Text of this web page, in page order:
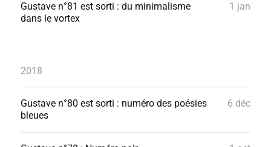
Gustave n°81 est sorti : du minimalisme
dans le vortex
1 jan
2018
Gustave n°80 est sorti : numéro des poésies
bleues
6 déc